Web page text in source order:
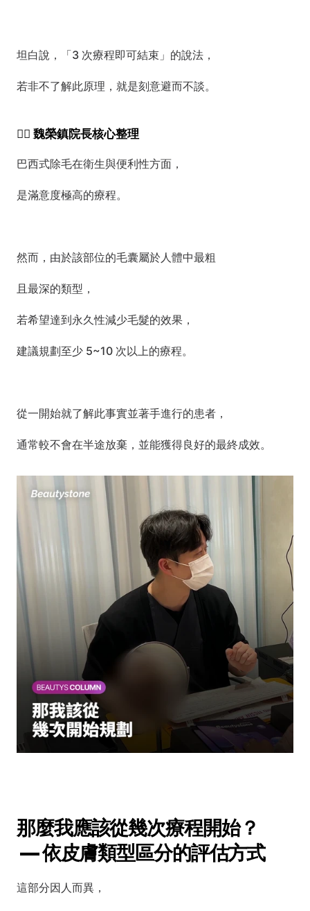
坦白說，「3 次療程即可結束」的說法，
若非不了解此原理，就是刻意避而不談。
👨‍⚕️ 魏榮鎮院長核心整理
巴西式除毛在衛生與便利性方面，
是滿意度極高的療程。
然而，由於該部位的毛囊屬於人體中最粗
且最深的類型，
若希望達到永久性減少毛髮的效果，
建議規劃至少 5~10 次以上的療程。
從一開始就了解此事實並著手進行的患者，
通常較不會在半途放棄，並能獲得良好的最終成效。
那麼我應該從幾次療程開始？
— 依皮膚類型區分的評估方式
這部分因人而異，